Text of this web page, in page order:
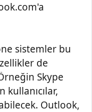
sistemler bu
de
Skype
Outlook,